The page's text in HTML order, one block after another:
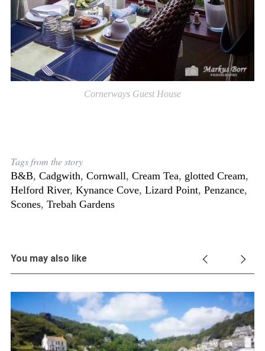
Cornerways Guest House
Tags from the story
B&B, Cadgwith, Cornwall, Cream Tea, glotted Cream,
Helford River, Kynance Cove, Lizard Point, Penzance,
Scones, Trebah Gardens
You may also like